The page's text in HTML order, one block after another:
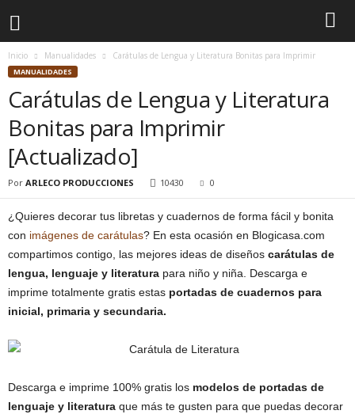
Inicio Manualidades Carátulas de Lengua y Literatura Bonitas para Imprimir
MANUALIDADES
Carátulas de Lengua y Literatura
Bonitas para Imprimir
[Actualizado]
Por ARLECO PRODUCCIONES 10430 0
¿Quieres decorar tus libretas y cuadernos de forma fácil y bonita
con imágenes de carátulas? En esta ocasión en Blogicasa.com
compartimos contigo, las mejores ideas de diseños carátulas de
lengua, lenguaje y literatura para niño y niña. Descarga e
imprime totalmente gratis estas portadas de cuadernos para
inicial, primaria y secundaria.
Descarga e imprime 100% gratis los modelos de portadas de
lenguaje y literatura que más te gusten para que puedas decorar